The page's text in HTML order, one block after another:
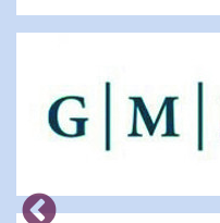
підліток!